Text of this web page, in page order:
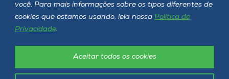
você. Para mais informações sobre os tipos diferentes de
cookies que estamos usando, leia nossa Política de
Privacidade.
Aceitar todos os cookies
Política de privacidade LGPD